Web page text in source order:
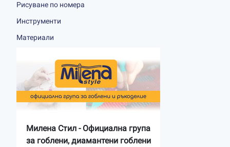
Рисуване по номера
Инструменти
Материали
Милена Стил - Официална група
за гоблени, диамантени гоблени